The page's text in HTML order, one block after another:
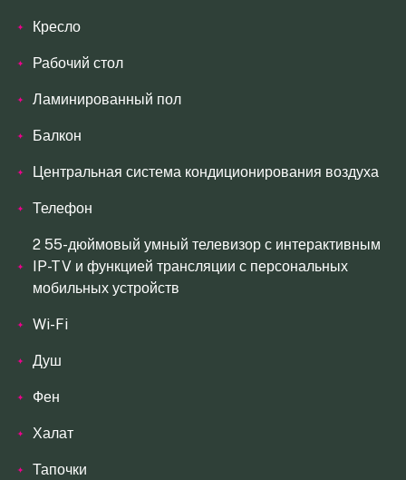
Кресло
Рабочий стол
Ламинированный пол
Балкон
Центральная система кондиционирования воздуха
Телефон
2 55-дюймовый умный телевизор с интерактивным
IP-TV и функцией трансляции с персональных
мобильных устройств
Wi-Fi
Душ
Фен
Халат
Тапочки